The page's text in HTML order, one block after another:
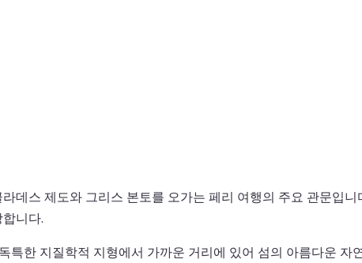
데스 제도와 그리스 본토를 오가는 페리 여행의 주요 관문입
니다.
특한 지질학적 지형에서 가까운 거리에 있어 섬의 아름다운